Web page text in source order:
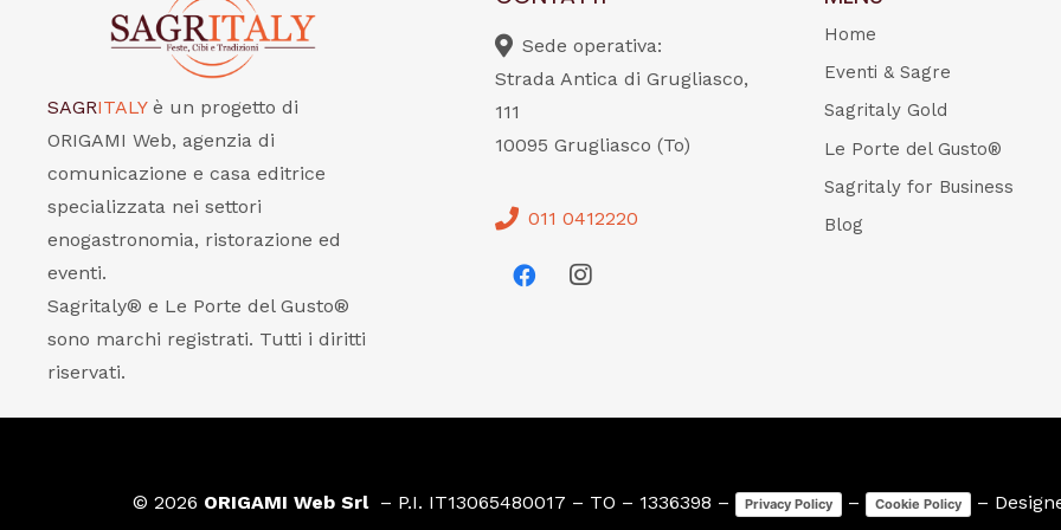
SAGRITALY è un progetto di
ORIGAMI Web, agenzia di
comunicazione e casa editrice
specializzata nei settori
enogastronomia, ristorazione ed
eventi.
Sagritaly® e Le Porte del Gusto®
sono marchi registrati. Tutti i diritti
riservati.
Sede operativa:
Strada Antica di Grugliasco,
111
10095 Grugliasco (To)
011 0412220
Home
Eventi & Sagre
Sagritaly Gold
Le Porte del Gusto®
Sagritaly for Business
Blog
© 2026 ORIGAMI Web Srl– P.I. IT13065480017 – TO – 1336398 – Privacy Policy – Cookie Policy –